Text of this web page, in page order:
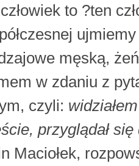
to ?ten
męską,
w zdaniu z
czyli:
przyglądał
Maciołek,